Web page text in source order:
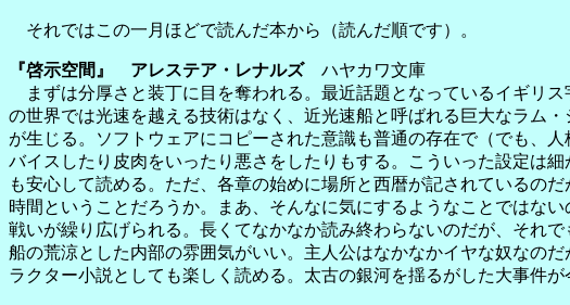
それではこの一月ほどで読んだ本から（読んだ順です）。
『啓示空間』 アレステア・レナルズハヤカワ文庫
まずは分厚さと装丁に目を奪われる。最近話題となっているイギリ
の世界では光速を越える技術はなく、近光速船と呼ばれる巨大なラム
が生じる。ソフトウェアにコピーされた意識も普通の存在で（でも、
バイスしたり皮肉をいったり悪さをしたりもする。こういった設定は
も安心して読める。ただ、各章の始めに場所と西暦が記されているの
時間ということだろうか。まあ、そんなに気にするようなことではな
戦いが繰り広げられる。長くてなかなか読み終わらないのだが、それ
船の荒涼とした内部の雰囲気がいい。主人公はなかなかイヤな奴なの
ラクター小説としても楽しく読める。太古の銀河を揺るがした大事件